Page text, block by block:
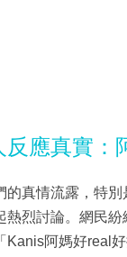
應真實：
的真情流露，特
熱烈討論。網民
Kanis阿媽好real